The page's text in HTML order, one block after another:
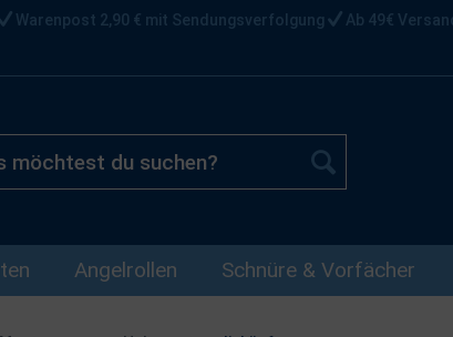
Warenpost 2,90 € mit Sendungsverfolgung Ab 49€
Angelrollen Schnüre & Vorfächer